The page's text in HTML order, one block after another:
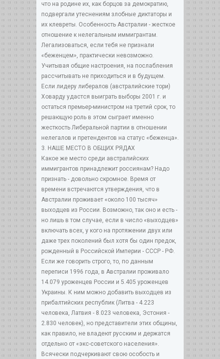
что на родине их, как борцов за демократию,
подвергали утеснениям злобные диктаторы и
их клевреты. Особенность Австралии - жесткое
отношение к нелегальным иммигрантам.
Легализоваться, если тебя не признали
«беженцем», практически невозможно.
Учитывая общие настроения, на послабления
рассчитывать не приходиться и в будущем.
Если лидеру либералов (австралийские тори)
Ховарду удастся выиграть выборы 2001 г. и
остаться премьер-министром на третий срок, то
решающую роль в этом сыграет именно
жесткость Либеральной партии в отношении
нелегалов и претендентов на статус «беженца».
3. НАШЕ МЕСТО В ОБЩИХ РЯДАХ
Какое же место среди австралийских
иммигрантов принадлежит россиянам? Надо
признать - довольно скромное. Время от
времени встречаются утверждения, что в
Австралии проживает «около 100 тысяч»
выходцев из России. Возможно, так оно и есть -
но лишь в том случае, если в число «выходцев»
включать всех, у кого на протяжении двух или
даже трех поколений был хотя бы один предок,
рожденный в Российской Империи - СССР - РФ.
Если же говорить строго, то, по данным
переписи 1996 года, в Австралии проживало
14.079 уроженцев России и 5.405 уроженцев
Украины. К ним можно добавить выходцев из
прибалтийских республик (Литва - 4.223
человека, Латвия - 8.023 человека, Эстония -
2.830 человек), но представители этих общины,
как правило, не владеют русским и держатся
отдельно от «экс-советского населения».
Всячески подчеркивают свою особость и